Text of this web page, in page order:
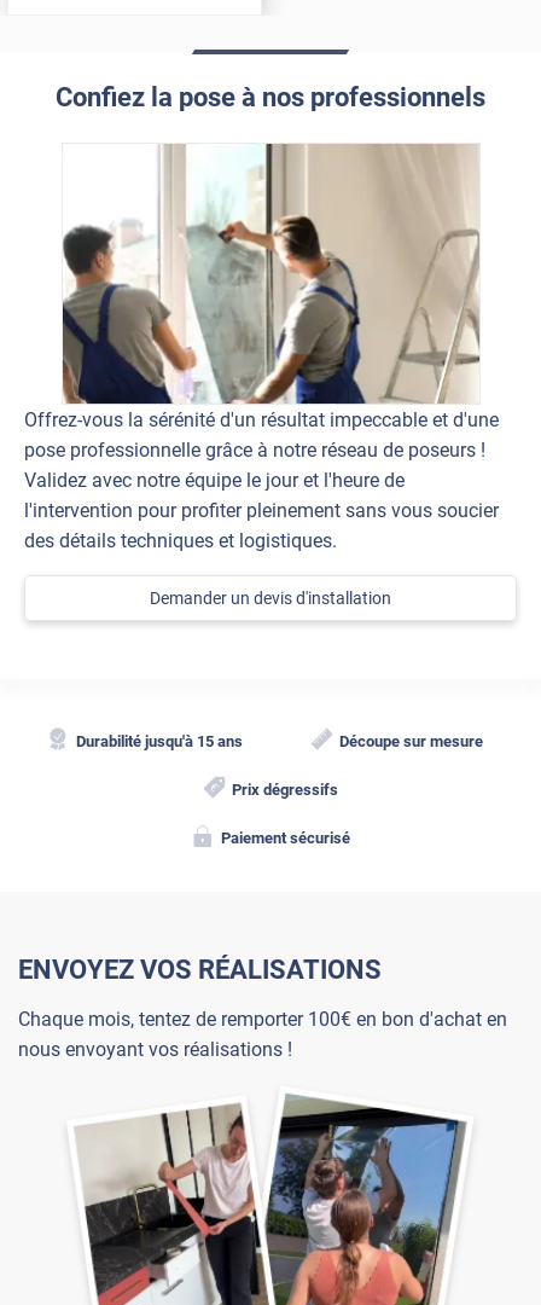
Confiez la pose à nos professionnels
Offrez-vous la sérénité d'un résultat impeccable et d'une
pose professionnelle grâce à notre réseau de poseurs !
Validez avec notre équipe le jour et l'heure de
l'intervention pour profiter pleinement sans vous soucier
des détails techniques et logistiques.
Demander un devis d'installation
Durabilité jusqu'à 15 ans Découpe sur mesure
Prix dégressifs
Paiement sécurisé
ENVOYEZ VOS RÉALISATIONS
Chaque mois, tentez de remporter 100€ en bon d'achat en
nous envoyant vos réalisations !